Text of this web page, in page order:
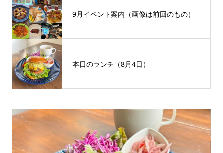
9月イベント案内（画像は前回のもの）
本日のランチ（8月4日）